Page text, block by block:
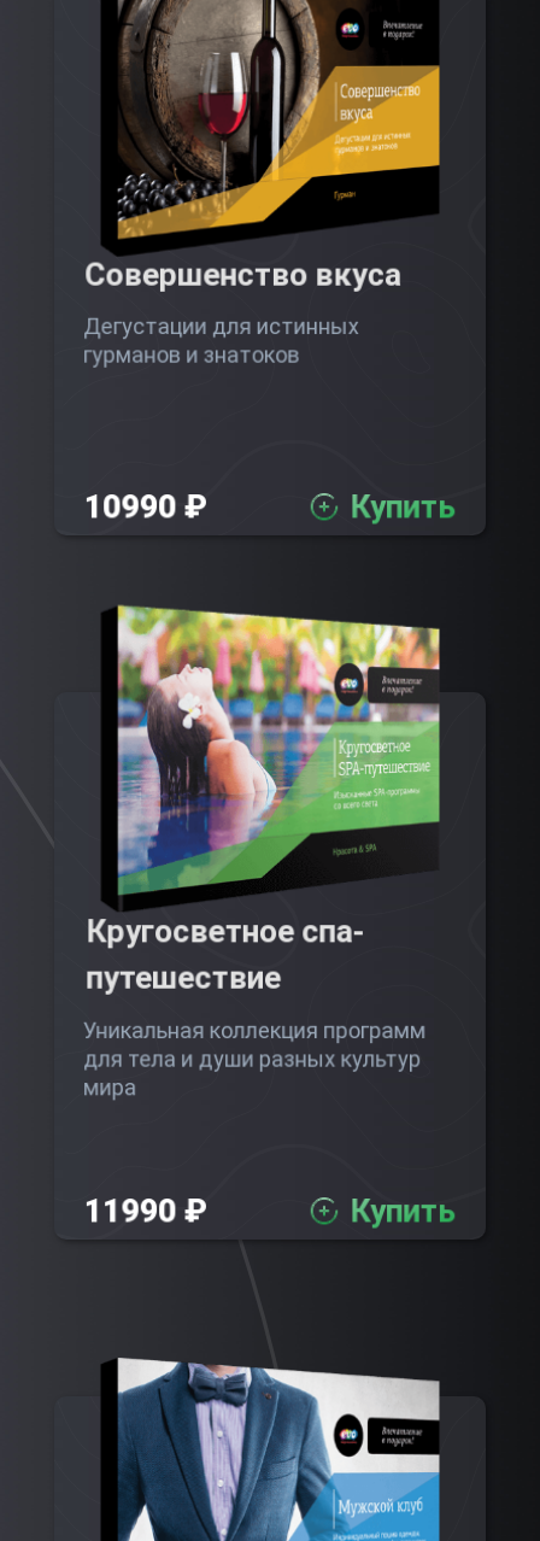
Совершенство вкуса
Дегустации для истинных
гурманов и знатоков
10990 ₽ Купить
Кругосветное спа-
путешествие
Уникальная коллекция программ
для тела и души разных культур
мира
11990 ₽ Купить